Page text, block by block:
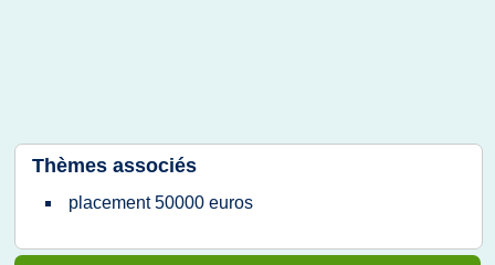
Thèmes associés
placement 50000 euros